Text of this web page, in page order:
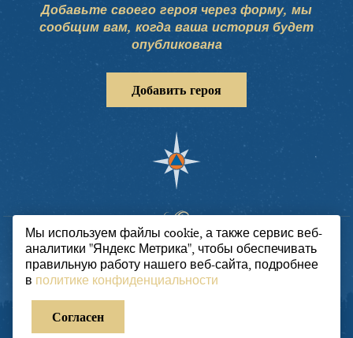
Добавьте своего героя через форму, мы
сообщим вам, когда ваша история будет
опубликована
Добавить героя
Мы никогда не забудем наших героев, они
навсегда в наших сердцах, словно звезды на
небе. Память о них будет храниться вечно.
Мы используем файлы cookie, а также сервис веб-
аналитики "Яндекс Метрика", чтобы обеспечивать
правильную работу нашего веб-сайта, подробнее
в политике конфиденциальности
Согласен